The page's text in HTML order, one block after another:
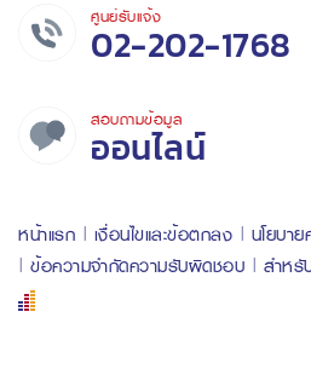
ศูนย์รับแจ้ง
02-202-1768
สอบถามข้อมูล
ออนไลน์
หน้าแรก เงื่อนไขและข้อตกลง
นโยบา
ข้อความจำกัดความรับผิดชอบ
สำหรั